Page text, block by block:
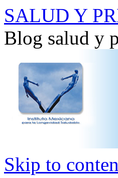
SALUD Y
Blog salud y
Skip to